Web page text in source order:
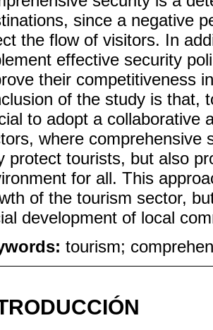
since a negative
the flow of visitors. In
effective security
their competitiveness
of the study is that,
to adopt a collaborative
where comprehensive
protect tourists, but also
for all. This
of the tourism sector,
development of local
tourism;